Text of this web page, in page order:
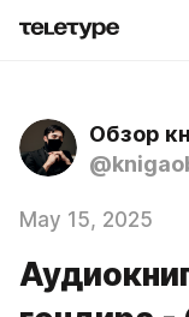
Обзор
May 15, 2025